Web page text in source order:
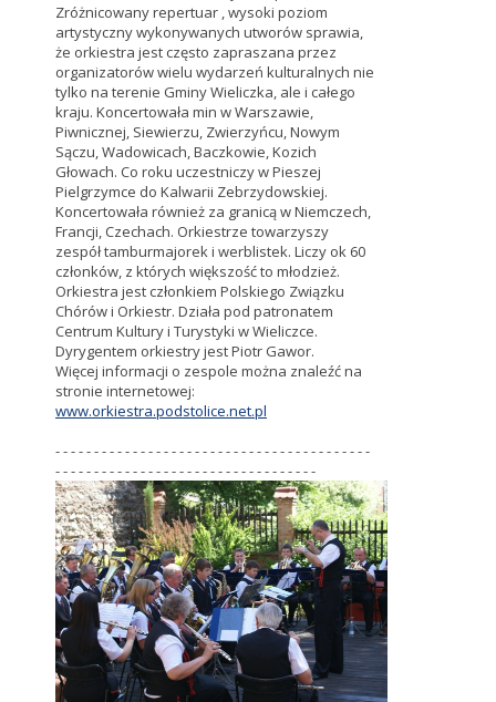
Zróżnicowany repertuar , wysoki poziom
artystyczny wykonywanych utworów sprawia,
że orkiestra jest często zapraszana przez
organizatorów wielu wydarzeń kulturalnych nie
tylko na terenie Gminy Wieliczka, ale i całego
kraju. Koncertowała min w Warszawie,
Piwnicznej, Siewierzu, Zwierzyńcu, Nowym
Sączu, Wadowicach, Baczkowie, Kozich
Głowach. Co roku uczestniczy w Pieszej
Pielgrzymce do Kalwarii Zebrzydowskiej.
Koncertowała również za granicą w Niemczech,
Francji, Czechach. Orkiestrze towarzyszy
zespół tamburmajorek i werblistek. Liczy ok 60
członków, z których większość to młodzież.
Orkiestra jest członkiem Polskiego Związku
Chórów i Orkiestr. Działa pod patronatem
Centrum Kultury i Turystyki w Wieliczce.
Dyrygentem orkiestry jest Piotr Gawor.
Więcej informacji o zespole można znaleźć na
stronie internetowej:
www.orkiestra.podstolice.net.pl
- - - - - - - - - - - - - - - - - - - - - - - - - - - - - - - - - - - - - - - - -
- - - - - - - - - - - - - - - - - - - - - - - - - - - - - - - - - -